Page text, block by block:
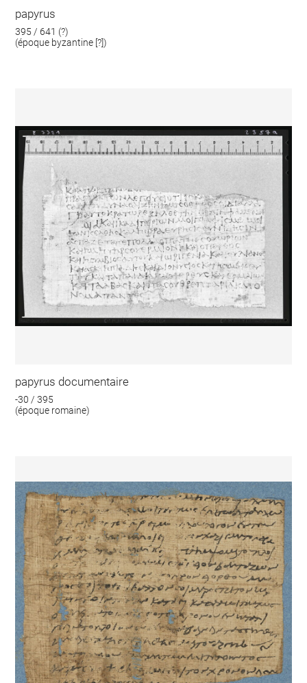
papyrus
395 / 641 (?)
(époque byzantine [?])
papyrus documentaire
-30 / 395
(époque romaine)